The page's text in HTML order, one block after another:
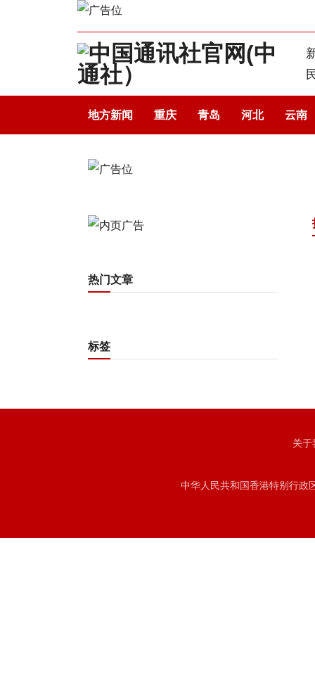
地方新闻 重庆 青岛 河北 云南
热门文章
标签
关于
中华人民共和国香港特别行政